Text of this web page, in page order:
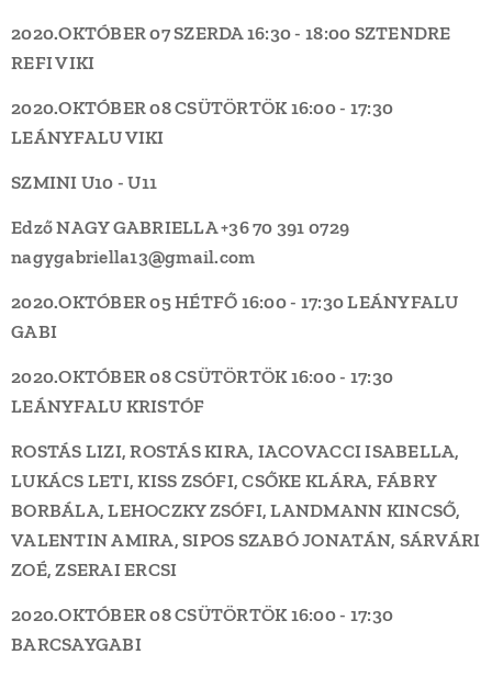
2020.OKTÓBER 07 SZERDA16:30 - 18:00 SZTENDRE
REFIVIKI
2020.OKTÓBER 08 CSÜTÖRTÖK 16:00 - 17:30
LEÁNYFALUVIKI
SZMINI U10 - U11
Edző NAGY GABRIELLA +36 70 391 0729
nagygabriella13@gmail.com
2020.OKTÓBER 05 HÉTFŐ 16:00 - 17:30LEÁNYFALU
GABI
2020.OKTÓBER 08 CSÜTÖRTÖK 16:00 - 17:30
LEÁNYFALU KRISTÓF
ROSTÁS LIZI, ROSTÁS KIRA, IACOVACCI ISABELLA,
LUKÁCS LETI, KISS ZSÓFI, CSŐKE KLÁRA, FÁBRY
BORBÁLA, LEHOCZKY ZSÓFI, LANDMANN KINCSŐ,
VALENTIN AMIRA, SIPOS SZABÓ JONATÁN, SÁRVÁRI
ZOÉ, ZSERAI ERCSI
2020.OKTÓBER 08 CSÜTÖRTÖK 16:00 - 17:30
BARCSAYGABI